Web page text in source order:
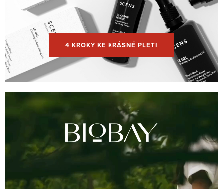
4 KROKY KE KRÁSNÉ PLETI